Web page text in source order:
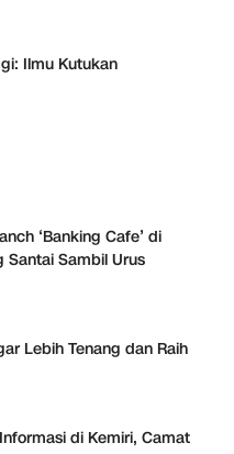
Ilmu Kutukan
‘Banking Cafe’ di
Santai Sambil Urus
Lebih Tenang dan Raih
di Kemiri, Camat